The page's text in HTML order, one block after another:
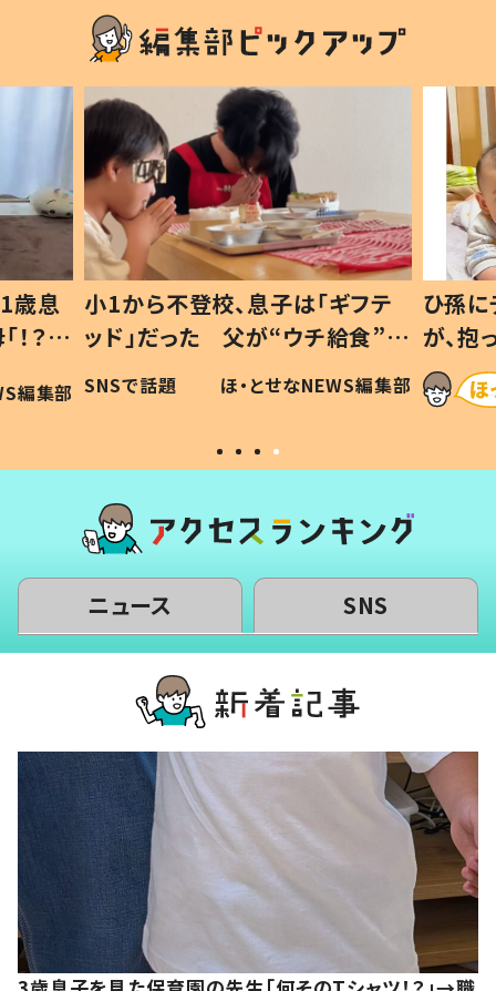
歳息
？」
編集部
小1から不登校、息子は「ギフテ
ッド」だった 父が“ウチ給食”を
作り続ける理由とは #令和の親
#令和の子
SNSで話題 ほ・とせなNEWS編集部
ひ孫
が、
「涙が
い」
ニュース SNS